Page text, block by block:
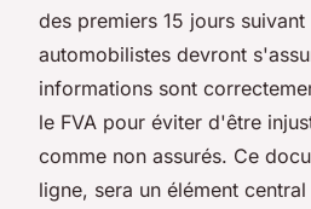
des premiers 15 jours
automobilistes devront
informations sont
le FVA pour éviter d'être
comme non assurés. Ce
ligne, sera un élément